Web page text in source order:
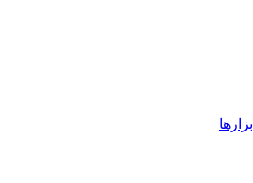
ابزارها